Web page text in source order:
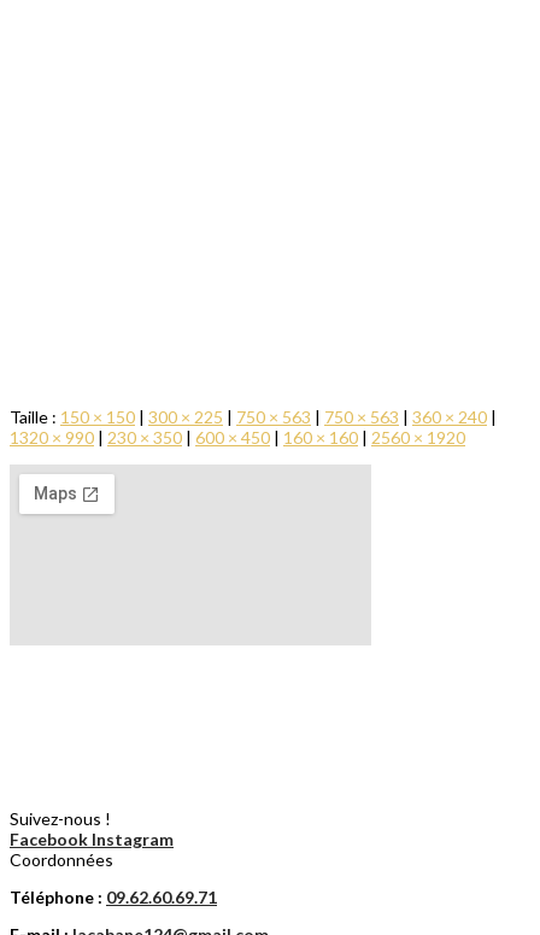
Taille : 150 × 150 | 300 × 225 | 750 × 563 | 750 × 563 | 360 × 240 |
1320 × 990 | 230 × 350 | 600 × 450 | 160 × 160 | 2560 × 1920
Suivez-nous !
Facebook Instagram
Coordonnées
Téléphone : 09.62.60.69.71